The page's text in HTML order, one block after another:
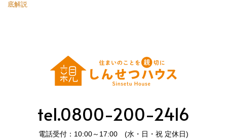
底解説
tel.0800-200-2416
電話受付：10:00～17:00 (水・日・祝 定休日)